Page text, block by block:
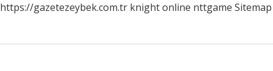
https://gazetezeybek.com.tr knight online nttgame Sitemap